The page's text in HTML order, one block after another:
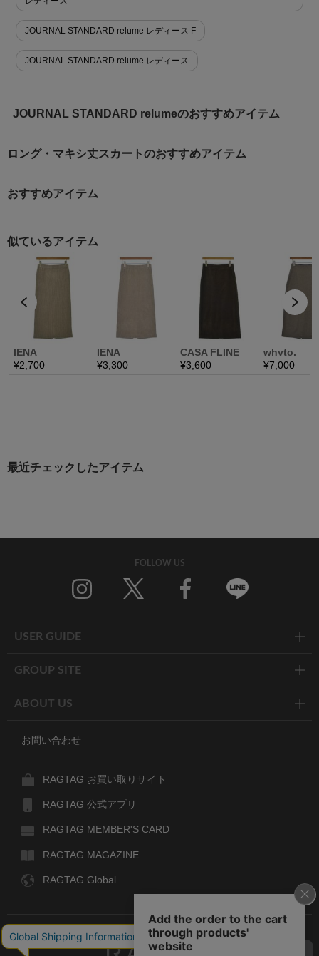
JOURNAL STANDARD relume レディース F
JOURNAL STANDARD relume レディース
JOURNAL STANDARD relumeのおすすめアイテム
ロング・マキシ丈スカートのおすすめアイテム
おすすめアイテム
最近チェックしたアイテム
FOLLOW US
USER GUIDE
GROUP SITE
ABOUT US
お問い合わせ
RAGTAG お買い取りサイト
RAGTAG 公式アプリ
RAGTAG MEMBER'S CARD
RAGTAG MAGAZINE
RAGTAG Global